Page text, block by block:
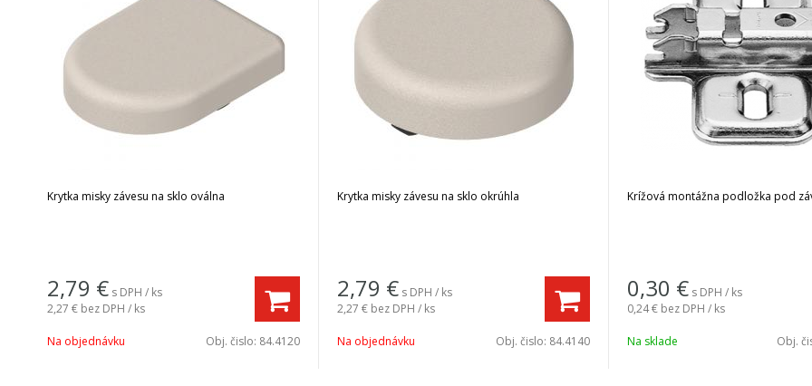
Krytka misky závesu na sklo oválna
2,79 € s DPH / ks
2,27 € bez DPH / ks
Na objednávku Obj. čislo: 84.4120
Krytka misky závesu na sklo okrúhla
2,79 € s DPH / ks
2,27 € bez DPH / ks
Na objednávku Obj. čislo: 84.4140
Krížová montážna podložka pod
0,30 € s DPH / ks
0,24 € bez DPH / ks
Na sklade Obj.